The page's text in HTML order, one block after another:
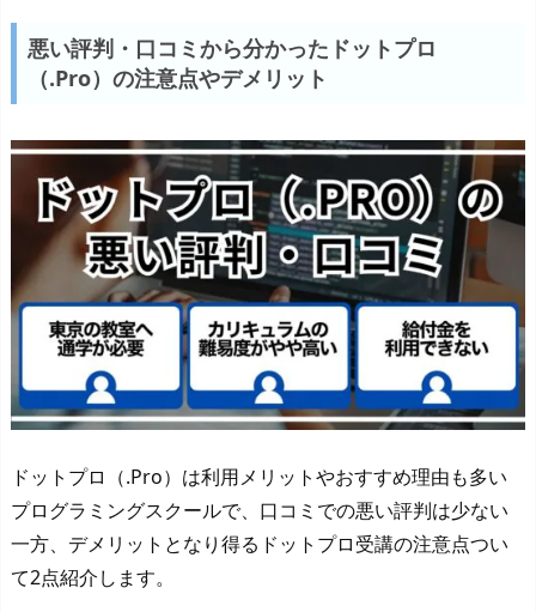
悪い評判・口コミから分かったドットプロ
（.Pro）の注意点やデメリット
ドットプロ（.Pro）は利用メリットやおすすめ理由も多い
プログラミングスクールで、口コミでの悪い評判は少ない
一方、デメリットとなり得るドットプロ受講の注意点つい
て2点紹介します。